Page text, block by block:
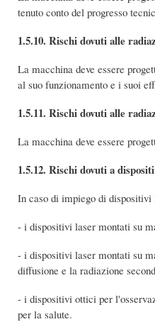
tenuto conto del progresso
1.5.10. Rischi dovuti alle
La macchina deve essere
al suo funzionamento e i suoi
1.5.11. Rischi dovuti alle
La macchina deve essere
1.5.12. Rischi dovuti a
In caso di impiego di dispositivi
- i dispositivi laser montati su
- i dispositivi laser montati su
diffusione e la radiazione
- i dispositivi ottici per
per la salute.